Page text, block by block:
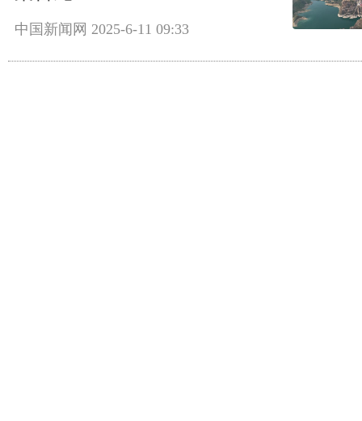
中国新闻网 2025-6-11 09:33